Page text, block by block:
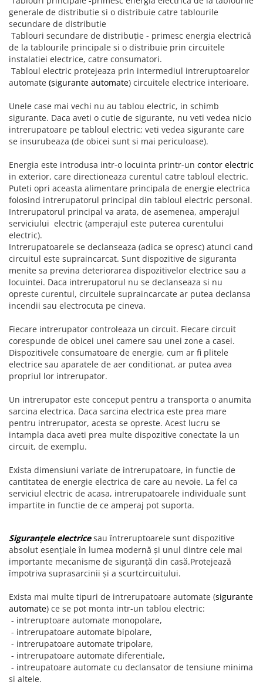
generale de distributie si o distribuie catre tablourile
secundare de distributie
Tablouri secundare de distribuţie - primesc energia electrică
de la tablourile principale si o distribuie prin circuitele
instalatiei electrice, catre consumatori.
Tabloul electric protejeaza prin intermediul intreruptoarelor
automate (sigurante automate) circuitele electrice interioare.
Unele case mai vechi nu au tablou electric, in schimb
sigurante. Daca aveti o cutie de sigurante, nu veti vedea nicio
intrerupatoare pe tabloul electric; veti vedea sigurante care
se insurubeaza (de obicei sunt si mai periculoase).
Energia este introdusa intr-o locuinta printr-un contor electric
in exterior, care directioneaza curentul catre tabloul electric.
Puteti opri aceasta alimentare principala de energie electrica
folosind intrerupatorul principal din tabloul electric personal.
Intrerupatorul principal va arata, de asemenea, amperajul
serviciului electric (amperajul este puterea curentului
electric).
Intrerupatoarele se declanseaza (adica se opresc) atunci cand
circuitul este supraincarcat. Sunt dispozitive de siguranta
menite sa previna deteriorarea dispozitivelor electrice sau a
locuintei. Daca intrerupatorul nu se declanseaza si nu
opreste curentul, circuitele supraincarcate ar putea declansa
incendii sau electrocuta pe cineva.
Fiecare intrerupator controleaza un circuit. Fiecare circuit
corespunde de obicei unei camere sau unei zone a casei.
Dispozitivele consumatoare de energie, cum ar fi plitele
electrice sau aparatele de aer conditionat, ar putea avea
propriul lor intrerupator.
Un intrerupator este conceput pentru a transporta o anumita
sarcina electrica. Daca sarcina electrica este prea mare
pentru intrerupator, acesta se opreste. Acest lucru se
intampla daca aveti prea multe dispozitive conectate la un
circuit, de exemplu.
Exista dimensiuni variate de intrerupatoare, in functie de
cantitatea de energie electrica de care au nevoie. La fel ca
serviciul electric de acasa, intrerupatoarele individuale sunt
impartite in functie de ce amperaj pot suporta.
Siguranțele electrice sau întreruptoarele sunt dispozitive
absolut esențiale în lumea modernă și unul dintre cele mai
importante mecanisme de siguranță din casă.Protejează
împotriva suprasarcinii și a scurtcircuitului.
Exista mai multe tipuri de intrerupatoare automate (sigurante
automate) ce se pot monta intr-un tablou electric:
- intreruptoare automate monopolare,
- intrerupatoare automate bipolare,
- intrerupatoare automate tripolare,
- intrerupatoare automate diferentiale,
- intreupatoare automate cu declansator de tensiune minima
si altele.